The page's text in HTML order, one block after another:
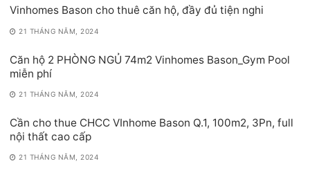
Vinhomes Bason cho thuê căn hộ, đầy đủ tiện nghi
21 THÁNG NĂM, 2024
Căn hộ 2 PHÒNG NGỦ 74m2 Vinhomes Bason_Gym Pool
miễn phí
21 THÁNG NĂM, 2024
Cần cho thue CHCC VInhome Bason Q.1, 100m2, 3Pn, full
nội thất cao cấp
21 THÁNG NĂM, 2024